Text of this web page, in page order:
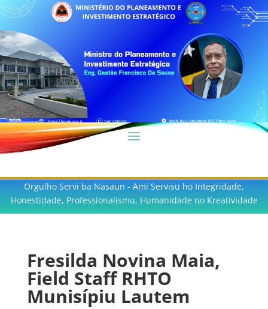
Orgulho Servi ba Nasaun - Ami Servisu ho Integridade,
Honestidade, Professionalismu, Humanidade no Kreatividade
Fresilda Novina Maia,
Field Staff RHTO
Munisípiu Lautem